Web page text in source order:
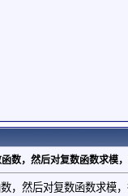
数，然后对复数函数求模
，然后对复数函数求模